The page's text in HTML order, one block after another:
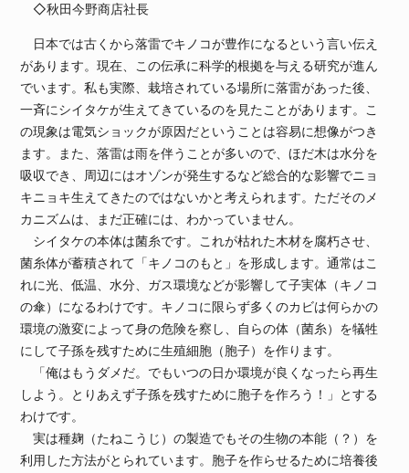
◇秋田今野商店社長
日本では古くから落雷でキノコが豊作になるという言い伝え
があります。現在、この伝承に科学的根拠を与える研究が進ん
でいます。私も実際、栽培されている場所に落雷があった後、
一斉にシイタケが生えてきているのを見たことがあります。こ
の現象は電気ショックが原因だということは容易に想像がつき
ます。また、落雷は雨を伴うことが多いので、ほだ木は水分を
吸収でき、周辺にはオゾンが発生するなど総合的な影響でニョ
キニョキ生えてきたのではないかと考えられます。ただそのメ
カニズムは、まだ正確には、わかっていません。
シイタケの本体は菌糸です。これが枯れた木材を腐朽させ、
菌糸体が蓄積されて「キノコのもと」を形成します。通常はこ
れに光、低温、水分、ガス環境などが影響して子実体（キノコ
の傘）になるわけです。キノコに限らず多くのカビは何らかの
環境の激変によって身の危険を察し、自らの体（菌糸）を犠牲
にして子孫を残すために生殖細胞（胞子）を作ります。
「俺はもうダメだ。でもいつの日か環境が良くなったら再生
しよう。とりあえず子孫を残すために胞子を作ろう！」とする
わけです。
実は種麹（たねこうじ）の製造でもその生物の本能（？）を
利用した方法がとられています。胞子を作らせるために培養後